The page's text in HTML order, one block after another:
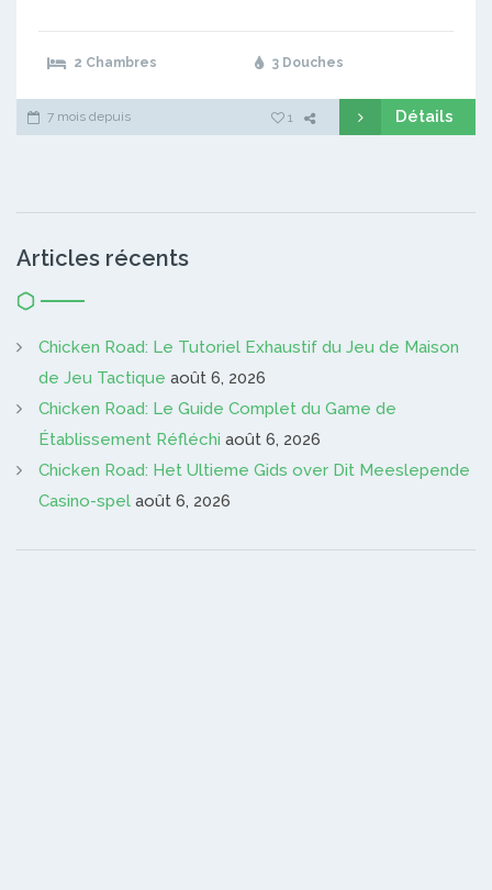
2 Chambres 3 Douches
7 mois depuis 1 Détails
Articles récents
Chicken Road: Le Tutoriel Exhaustif du Jeu de Maison
de Jeu Tactique août 6, 2026
Chicken Road: Le Guide Complet du Game de
Établissement Réfléchi août 6, 2026
Chicken Road: Het Ultieme Gids over Dit Meeslepende
Casino-spel août 6, 2026